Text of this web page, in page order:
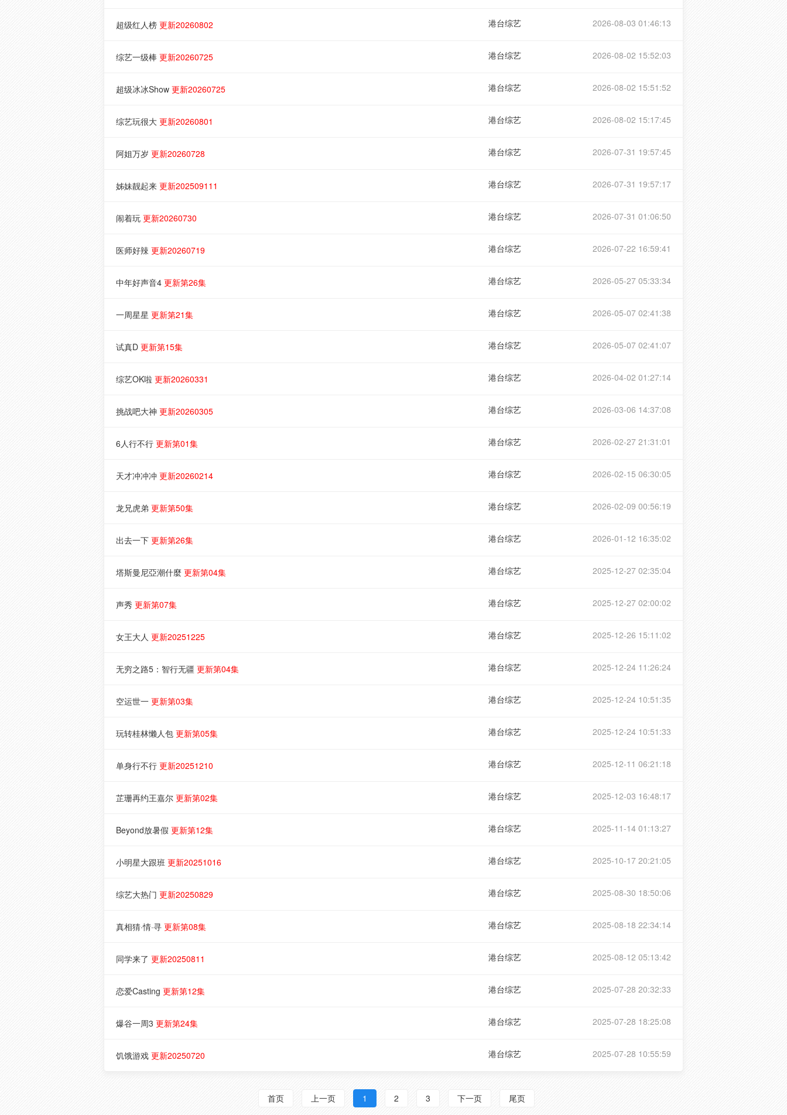
超级红人榜 更新20260802 港台综艺 2026-08-03 01:46:13
综艺一级棒 更新20260725 港台综艺 2026-08-02 15:52:03
超级冰冰Show 更新20260725 港台综艺 2026-08-02 15:51:52
综艺玩很大 更新20260801 港台综艺 2026-08-02 15:17:45
阿姐万岁 更新20260728 港台综艺 2026-07-31 19:57:45
姊妹靓起来 更新202509111 港台综艺 2026-07-31 19:57:17
闹着玩 更新20260730 港台综艺 2026-07-31 01:06:50
医师好辣 更新20260719 港台综艺 2026-07-22 16:59:41
中年好声音4 更新第26集 港台综艺 2026-05-27 05:33:34
一周星星 更新第21集 港台综艺 2026-05-07 02:41:38
试真D 更新第15集 港台综艺 2026-05-07 02:41:07
综艺OK啦 更新20260331 港台综艺 2026-04-02 01:27:14
挑战吧大神 更新20260305 港台综艺 2026-03-06 14:37:08
6人行不行 更新第01集 港台综艺 2026-02-27 21:31:01
天才冲冲冲 更新20260214 港台综艺 2026-02-15 06:30:05
龙兄虎弟 更新第50集 港台综艺 2026-02-09 00:56:19
出去一下 更新第26集 港台综艺 2026-01-12 16:35:02
塔斯曼尼亞潮什麼 更新第04集 港台综艺 2025-12-27 02:35:04
声秀 更新第07集 港台综艺 2025-12-27 02:00:02
女王大人 更新20251225 港台综艺 2025-12-26 15:11:02
无穷之路5：智行无疆 更新第04集 港台综艺 2025-12-24 11:26:24
空运世一 更新第03集 港台综艺 2025-12-24 10:51:35
玩转桂林懒人包 更新第05集 港台综艺 2025-12-24 10:51:33
单身行不行 更新20251210 港台综艺 2025-12-11 06:21:18
芷珊再约王嘉尔 更新第02集 港台综艺 2025-12-03 16:48:17
Beyond放暑假 更新第12集 港台综艺 2025-11-14 01:13:27
小明星大跟班 更新20251016 港台综艺 2025-10-17 20:21:05
综艺大热门 更新20250829 港台综艺 2025-08-30 18:50:06
真相猜·情·寻 更新第08集 港台综艺 2025-08-18 22:34:14
同学来了 更新20250811 港台综艺 2025-08-12 05:13:42
恋爱Casting 更新第12集 港台综艺 2025-07-28 20:32:33
爆谷一周3 更新第24集 港台综艺 2025-07-28 18:25:08
饥饿游戏 更新20250720 港台综艺 2025-07-28 10:55:59
首页 上一页 1 2 3 下一页 尾页